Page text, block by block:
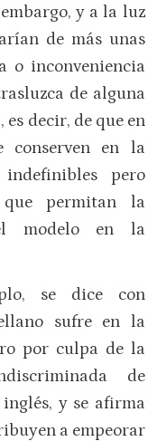
y a la luz
de más unas
o inconveniencia
de alguna
decir, de que en
conserven en la
indefinibles pero
permitan la
modelo en la
se dice con
sufre en la
por culpa de la
de
y se afirma
a empeorar